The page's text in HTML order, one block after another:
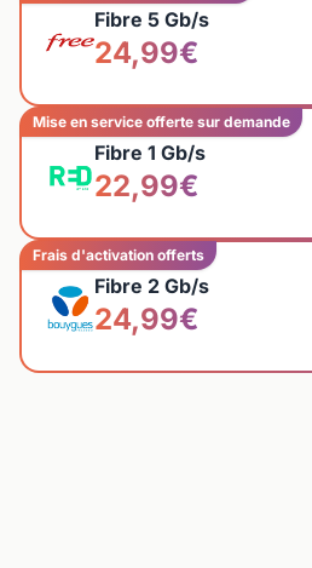
Fibre 5 Gb/s
24,99€
Mise en service offerte sur demande
Fibre 1 Gb/s
22,99€
Frais d'activation offerts
Fibre 2 Gb/s
24,99€